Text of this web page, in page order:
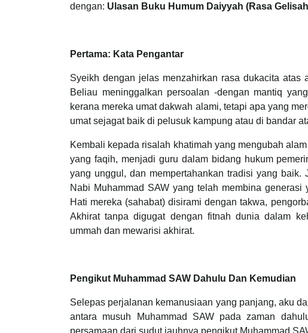
dengan: Ulasan Buku Humum Daiyyah (Rasa
Pertama: Kata Pengantar
Syeikh dengan jelas menzahirkan rasa dukacita
Beliau meninggalkan persoalan -dengan mantiq
kerana mereka umat dakwah alami, tetapi apa yang
umat sejagat baik di pelusuk kampung atau di bandar
Kembali kepada risalah khatimah yang mengubah
yang faqih, menjadi guru dalam bidang hukum
yang unggul, dan mempertahankan tradisi yang
Nabi Muhammad SAW yang telah membina
Hati mereka (sahabat) disirami dengan takwa,
Akhirat tanpa digugat dengan fitnah dunia dalam
ummah dan mewarisi akhirat.
Pengikut Muhammad SAW Dahulu Dan Kemudian
Selepas perjalanan kemanusiaan yang panjang, aku
antara musuh Muhammad SAW pada zaman
persamaan dari sudut jauhnya pengikut Muhammad